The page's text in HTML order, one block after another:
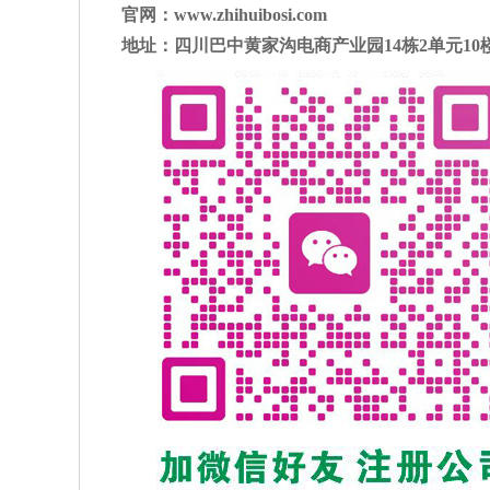
官网： www.zhihuibosi.com
地址：四川巴中黄家沟电商产业园 14栋2单元10